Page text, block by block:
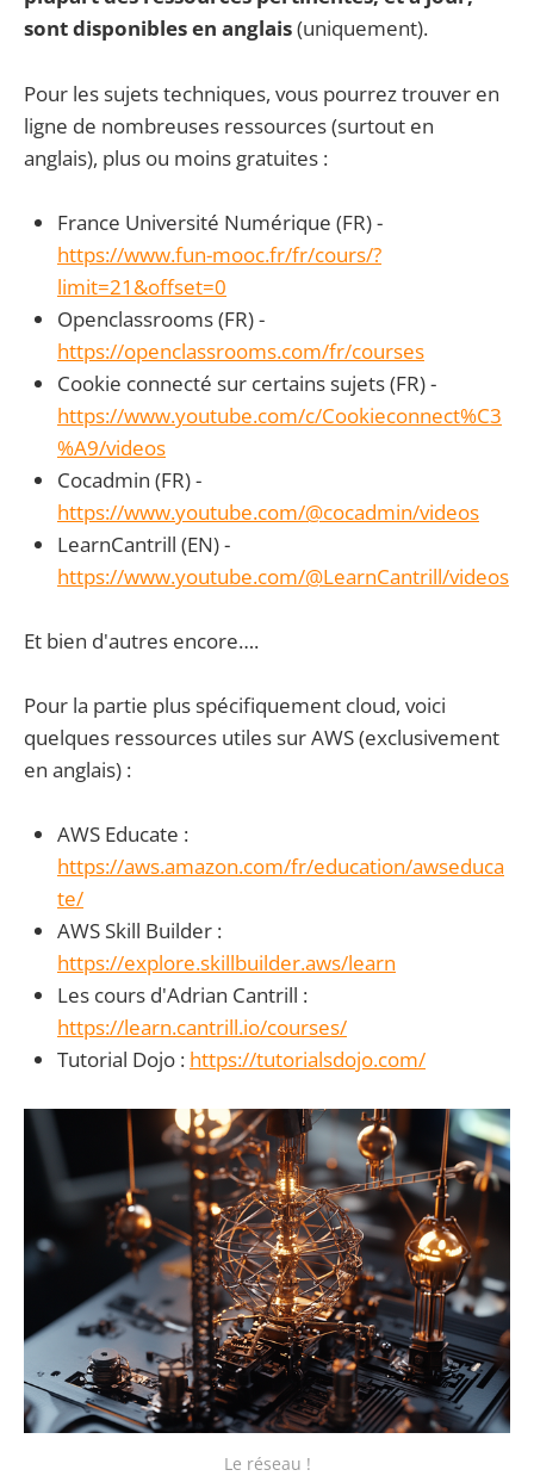
sont disponibles en anglais(uniquement).
Pour les sujets techniques, vous pourrez trouver en
ligne de nombreuses ressources (surtout en
anglais), plus ou moins gratuites :
France Université Numérique (FR) -
https://www.fun-mooc.fr/fr/cours/?
limit=21&offset=0
Openclassrooms (FR) -
https://openclassrooms.com/fr/courses
Cookie connecté sur certains sujets (FR) -
https://www.youtube.com/c/Cookieconnect%C3
%A9/videos
Cocadmin (FR) -
https://www.youtube.com/@cocadmin/videos
LearnCantrill (EN) -
https://www.youtube.com/@LearnCantrill/videos
Et bien d'autres encore….
Pour la partie plus spécifiquement cloud, voici
quelques ressources utiles sur AWS (exclusivement
en anglais) :
AWS Educate :
https://aws.amazon.com/fr/education/awseduca
te/
AWS Skill Builder :
https://explore.skillbuilder.aws/learn
Les cours d'Adrian Cantrill :
https://learn.cantrill.io/courses/
Tutorial Dojo : https://tutorialsdojo.com/
Le réseau !